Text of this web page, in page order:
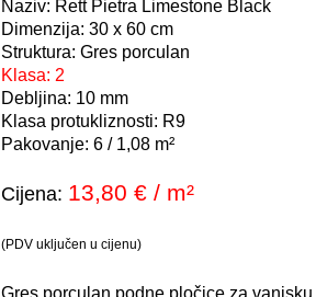
Naziv: Rett Pietra Limestone Black
Dimenzija: 30 x 60 cm
Struktura: Gres porculan
Klasa: 2
Debljina: 10 mm
Klasa protukliznosti: R9
Pakovanje: 6 / 1,08 m²
Cijena: 13,80 € / m²
(PDV uključen u cijenu)
Gres porculan podne pločice za